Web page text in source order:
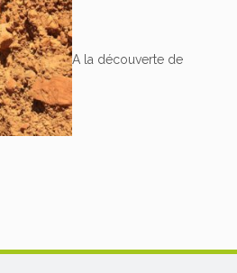
A la découverte de